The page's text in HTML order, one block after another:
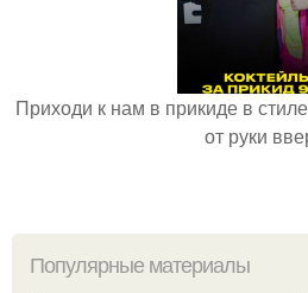
Приходи к нам в прикиде в
от руки
Популярные материалы